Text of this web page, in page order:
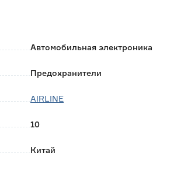
Автомобильная электроника
Предохранители
AIRLINE
10
Китай